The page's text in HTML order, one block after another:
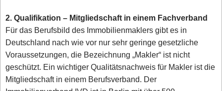
2. Qualifikation – Mitgliedschaft in einem Fachverband
Für das Berufsbild des Immobilienmaklers gibt es in
Deutschland nach wie vor nur sehr geringe gesetzliche
Voraussetzungen, die Bezeichnung „Makler“ ist nicht
geschützt. Ein wichtiger Qualitätsnachweis für Makler ist die
Mitgliedschaft in einem Berufsverband. Der